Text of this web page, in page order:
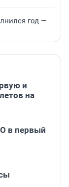
год —
и
на
в первый